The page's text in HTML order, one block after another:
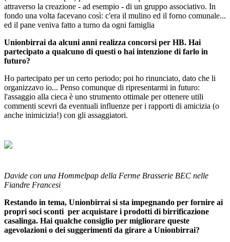
attraverso la creazione - ad esempio - di un gruppo associativo. In
fondo una volta facevano così: c'era il mulino ed il forno comunale...
ed il pane veniva fatto a turno da ogni famiglia
Unionbirrai da alcuni anni realizza concorsi per HB. Hai
partecipato a qualcuno di questi o hai intenzione di farlo in
futuro?
Ho partecipato per un certo periodo; poi ho rinunciato, dato che li
organizzavo io... Penso comunque di ripresentarmi in futuro:
l'assaggio alla cieca è uno strumento ottimale per ottenere utili
commenti scevri da eventuali influenze per i rapporti di amicizia (o
anche inimicizia!) con gli assaggiatori.
Davide con una Hommelpap della Ferme Brasserie BEC nelle
Fiandre Francesi
Restando in tema, Unionbirrai si sta impegnando per fornire ai
propri soci sconti per acquistare i prodotti di birrificazione
casalinga. Hai qualche consiglio per migliorare queste
agevolazioni o dei suggerimenti da girare a Unionbirrai?